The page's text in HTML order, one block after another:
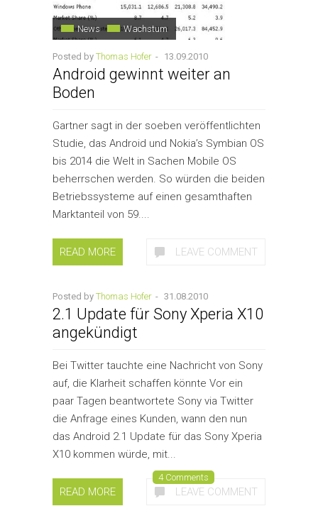
News Wachstum
Posted by Thomas Hofer - 13.09.2010
Android gewinnt weiter an
Boden
Gartner sagt in der soeben veröffentlichten
Studie, das Android und Nokia’s Symbian OS
bis 2014 die Welt in Sachen Mobile OS
beherrschen werden. So würden die beiden
Betriebssysteme auf einen gesamthaften
Marktanteil von 59....
READ MORE LEAVE COMMENT
Posted by Thomas Hofer - 31.08.2010
2.1 Update für Sony Xperia X10
angekündigt
Bei Twitter tauchte eine Nachricht von Sony
auf, die Klarheit schaffen könnte Vor ein
paar Tagen beantwortete Sony via Twitter
die Anfrage eines Kunden, wann den nun
das Android 2.1 Update für das Sony Xperia
X10 kommen würde, mit...
READ MORE
4 Comments
LEAVE COMMENT